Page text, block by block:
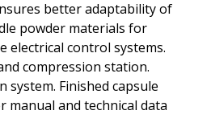
better adaptability of
powder materials for
electrical control systems.
compression station.
system. Finished capsule
manual and technical data